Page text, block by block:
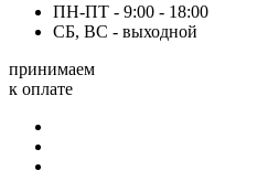
ПН-ПТ - 9:00 - 18:00
СБ, ВС - выходной
принимаем
к оплате